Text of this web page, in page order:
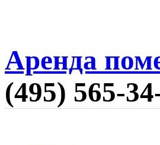
Аренда
(495) 565-